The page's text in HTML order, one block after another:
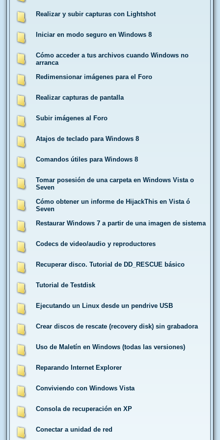
Realizar y subir capturas con Lightshot
Iniciar en modo seguro en Windows 8
Cómo acceder a tus archivos cuando Windows no
arranca
Redimensionar imágenes para el Foro
Realizar capturas de pantalla
Subir imágenes al Foro
Atajos de teclado para Windows 8
Comandos útiles para Windows 8
Tomar posesión de una carpeta en Windows Vista o
Seven
Cómo obtener un informe de HijackThis en Vista ó
Seven
Restaurar Windows 7 a partir de una imagen de sistema
Codecs de video/audio y reproductores
Recuperar disco. Tutorial de DD_RESCUE básico
Tutorial de Testdisk
Ejecutando un Linux desde un pendrive USB
Crear discos de rescate (recovery disk) sin grabadora
Uso de Maletín en Windows (todas las versiones)
Reparando Internet Explorer
Conviviendo con Windows Vista
Consola de recuperación en XP
Conectar a unidad de red